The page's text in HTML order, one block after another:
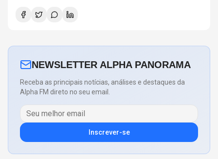
NEWSLETTER ALPHA PANORAMA
Receba as principais notícias, análises e destaques da
Alpha FM direto no seu email.
Inscrever-se